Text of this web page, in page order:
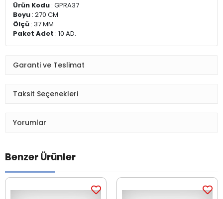
Ürün Kodu : GPRA37
Boyu : 270 CM
Ölçü : 37 MM
Paket Adet : 10 AD.
Garanti ve Teslimat
Taksit Seçenekleri
Yorumlar
Benzer Ürünler